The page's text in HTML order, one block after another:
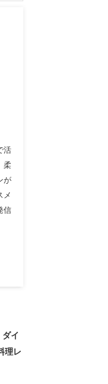
活
柔
が
メ
信
ダイ
理レ